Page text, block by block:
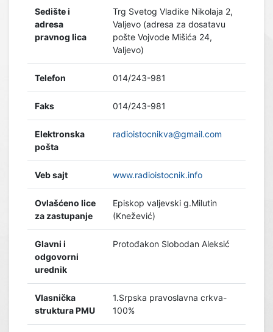
Sedište i
adresa
pravnog lica
Trg Svetog Vladike Nikolaja 2,
Valjevo (adresa za dosatavu
pošte Vojvode Mišića 24,
Valjevo)
Telefon 014/243-981
Faks 014/243-981
Elektronska
pošta
radioistocnikva@gmail.com
Veb sajt www.radioistocnik.info
Ovlašćeno lice
za zastupanje
Episkop valjevski g.Milutin
(Knežević)
Glavni i
odgovorni
urednik
Protođakon Slobodan Aleksić
Vlasnička
struktura PMU
1.Srpska pravoslavna crkva-
100%